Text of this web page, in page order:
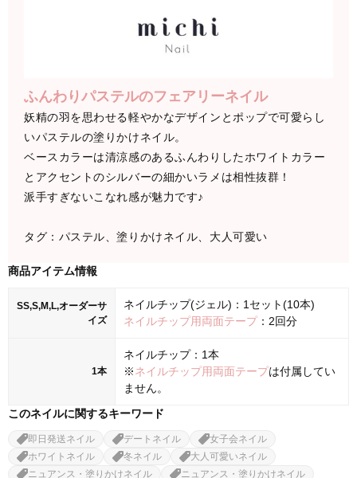
ふんわりパステルのフェアリーネイル
妖精の羽を思わせる軽やかなデザインとポップで可愛らし
いパステルの塗りかけネイル。
ベースカラーは清涼感のあるふんわりしたホワイトカラー
とアクセントのシルバーの細かいラメは相性抜群！
派手すぎないこなれ感が魅力です♪
タグ：パステル、塗りかけネイル、大人可愛い
商品アイテム情報
SS,S,M,L,オーダーサ
イズ
ネイルチップ(ジェル)：1セット(10本)
ネイルチップ用両面テープ：2回分
1本
ネイルチップ：1本
※ネイルチップ用両面テープは付属してい
ません。
このネイルに関するキーワード
即日発送ネイル デートネイル
女子会ネイル
ホワイトネイル
冬ネイル
大人可愛いネイル
ニュアンス・塗りかけネイル
ニュアンス・塗りかけネイル